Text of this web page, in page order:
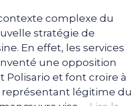
complexe du
stratégie de
En effet, les services
une opposition
Polisario et font croire à
représentant légitime du